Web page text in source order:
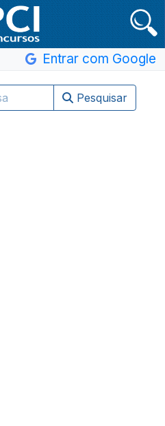
Entrar com Google
Pesquisar